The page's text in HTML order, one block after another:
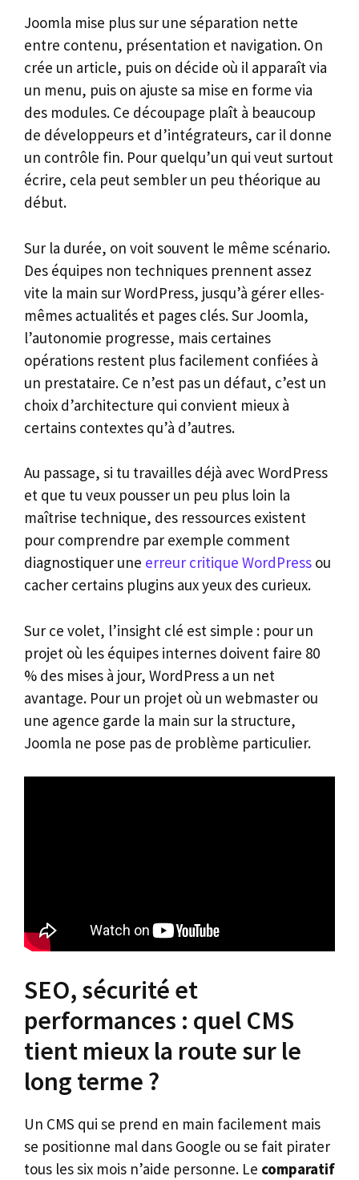
Joomla mise plus sur une séparation nette
entre contenu, présentation et navigation. On
crée un article, puis on décide où il apparaît via
un menu, puis on ajuste sa mise en forme via
des modules. Ce découpage plaît à beaucoup
de développeurs et d’intégrateurs, car il donne
un contrôle fin. Pour quelqu’un qui veut surtout
écrire, cela peut sembler un peu théorique au
début.
Sur la durée, on voit souvent le même scénario.
Des équipes non techniques prennent assez
vite la main sur WordPress, jusqu’à gérer elles-
mêmes actualités et pages clés. Sur Joomla,
l’autonomie progresse, mais certaines
opérations restent plus facilement confiées à
un prestataire. Ce n’est pas un défaut, c’est un
choix d’architecture qui convient mieux à
certains contextes qu’à d’autres.
Au passage, si tu travailles déjà avec WordPress
et que tu veux pousser un peu plus loin la
maîtrise technique, des ressources existent
pour comprendre par exemple comment
diagnostiquer une erreur critique WordPress ou
cacher certains plugins aux yeux des curieux.
Sur ce volet, l’insight clé est simple : pour un
projet où les équipes internes doivent faire 80
% des mises à jour, WordPress a un net
avantage. Pour un projet où un webmaster ou
une agence garde la main sur la structure,
Joomla ne pose pas de problème particulier.
SEO, sécurité et
performances : quel CMS
tient mieux la route sur le
long terme ?
Un CMS qui se prend en main facilement mais
se positionne mal dans Google ou se fait pirater
tous les six mois n’aide personne. Le comparatif